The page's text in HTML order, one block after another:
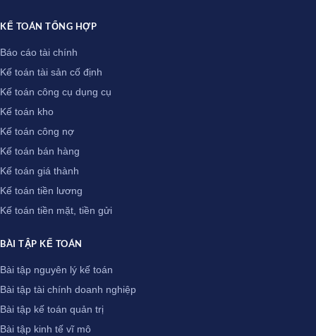
KẾ TOÁN TỔNG HỢP
Báo cáo tài chính
Kế toán tài sản cố định
Kế toán công cụ dụng cụ
Kế toán kho
Kế toán công nợ
Kế toán bán hàng
Kế toán giá thành
Kế toán tiền lương
Kế toán tiền mặt, tiền gửi
BÀI TẬP KẾ TOÁN
Bài tập nguyên lý kế toán
Bài tập tài chính doanh nghiệp
Bài tập kế toán quản trị
Bài tập kinh tế vĩ mô